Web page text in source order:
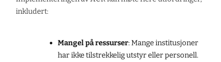
inkludert:
Mangel på ressurser: Mange institusjoner
har ikke tilstrekkelig utstyr eller personell.